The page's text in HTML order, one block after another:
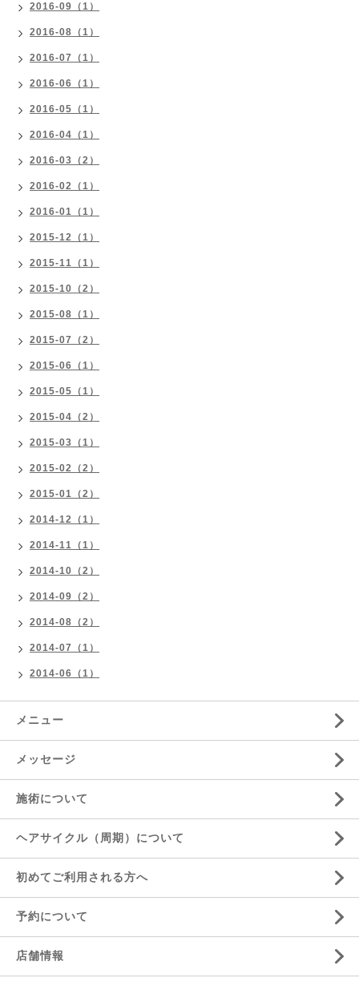
2016-09（1）
2016-08（1）
2016-07（1）
2016-06（1）
2016-05（1）
2016-04（1）
2016-03（2）
2016-02（1）
2016-01（1）
2015-12（1）
2015-11（1）
2015-10（2）
2015-08（1）
2015-07（2）
2015-06（1）
2015-05（1）
2015-04（2）
2015-03（1）
2015-02（2）
2015-01（2）
2014-12（1）
2014-11（1）
2014-10（2）
2014-09（2）
2014-08（2）
2014-07（1）
2014-06（1）
メニュー
メッセージ
施術について
ヘアサイクル（周期）について
初めてご利用される方へ
予約について
店舗情報